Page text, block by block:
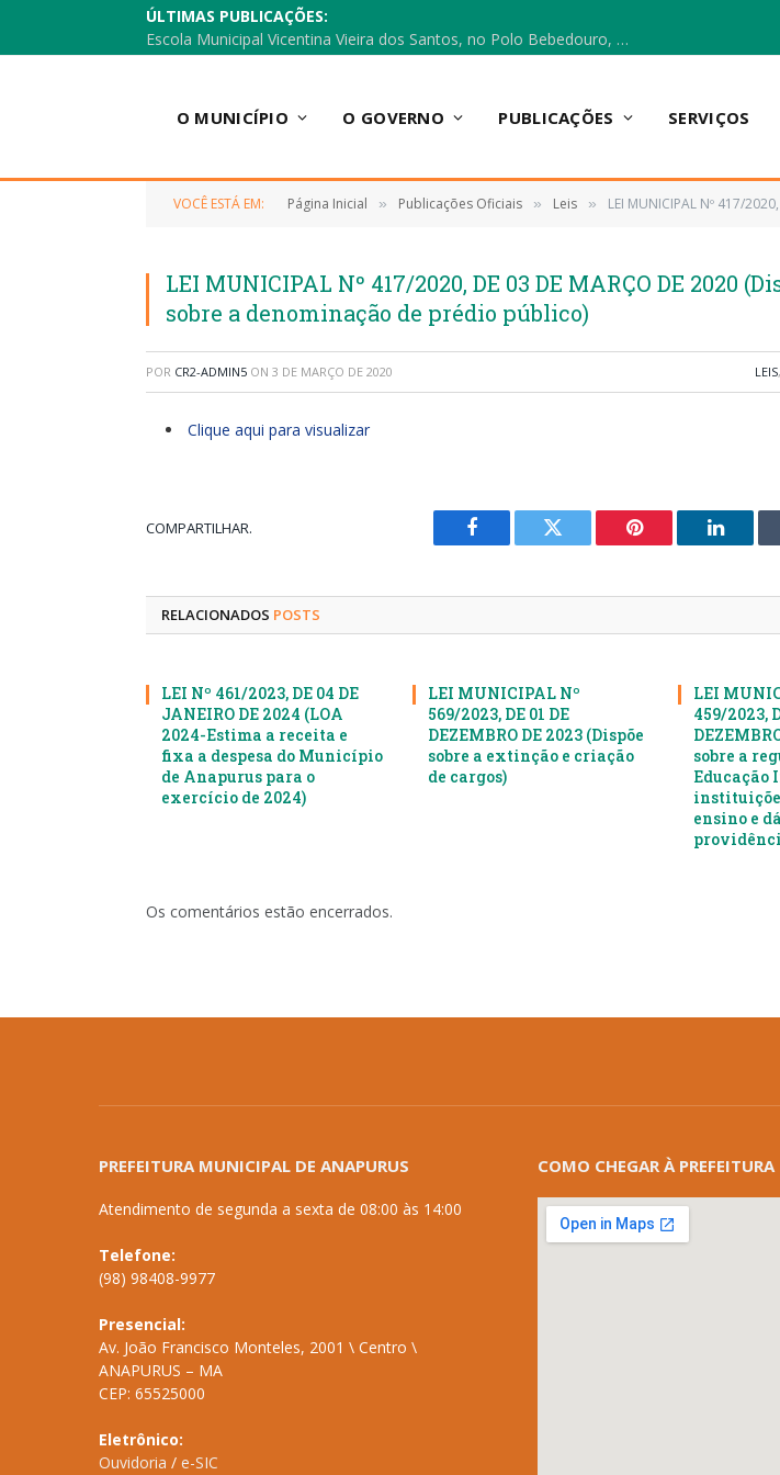
ÚLTIMAS PUBLICAÇÕES:
Escola Municipal Vicentina Vieira dos Santos, no Polo Bebedouro, recebeu materiais para a implantação do Cantinho da Leitura e da Sala Multidisciplinar.
O MUNICÍPIO O GOVERNO PUBLICAÇÕES SERVIÇOS
VOCÊ ESTÁ EM: Página Inicial » Publicações Oficiais » Leis » LEI MUNICIPAL Nº 417/
LEI MUNICIPAL Nº 417/2020, DE 03 DE MARÇO DE 2020
sobre a denominação de prédio público)
POR CR2-ADMIN5 ON 3 DE MARÇO DE 2020 LEIS,
Clique aqui para visualizar
COMPARTILHAR.
Facebook Twitter Pinterest
RELACIONADOS POSTS
LEI Nº 461/2023, DE 04 DE
JANEIRO DE 2024 (LOA
2024-Estima a receita e
fixa a despesa do Município
de Anapurus para o
exercício de 2024)
LEI MUNICIPAL Nº
569/2023, DE 01 DE
DEZEMBRO DE 2023 (Dispõe
sobre a extinção e criação
de cargos)
LEI
459/2023,
sobre a
Educação
ensino e
Os comentários estão encerrados.
PREFEITURA MUNICIPAL DE ANAPURUS
Atendimento de segunda a sexta de 08:00 às 14:00
Telefone:
(98) 98408-9977
Presencial:
Av. João Francisco Monteles, 2001 \ Centro \
ANAPURUS – MA
CEP: 65525000
Eletrônico:
Ouvidoria / e-SIC
COMO CHEGAR À PREFEITURA